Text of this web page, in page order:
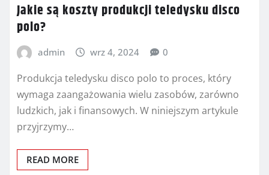
Jakie są koszty produkcji teledysku disco
polo?
admin wrz 4, 2024 0
Produkcja teledysku disco polo to proces, który
wymaga zaangażowania wielu zasobów, zarówno
ludzkich, jak i finansowych. W niniejszym artykule
przyjrzymy…
READ MORE